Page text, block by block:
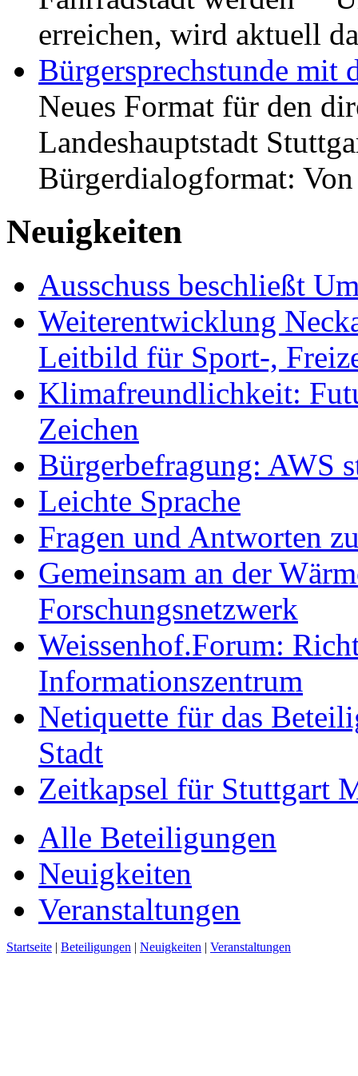
erreichen, wird aktuell
Bürgersprechstunde mit
Neues Format für den
Landeshauptstadt
Bürgerdialogformat:
Neuigkeiten
Ausschuss beschließt
Weiterentwicklung
Leitbild für Sport-,
Klimafreundlichkeit:
Zeichen
Bürgerbefragung: AWS
Leichte Sprache
Fragen und Antworten
Gemeinsam an der
Forschungsnetzwerk
Weissenhof.Forum:
Informationszentrum
Netiquette für das
Stadt
Zeitkapsel für Stuttgart
Alle Beteiligungen
Neuigkeiten
Veranstaltungen
Startseite | Beteiligungen | Neuigkeiten | Veranstaltungen